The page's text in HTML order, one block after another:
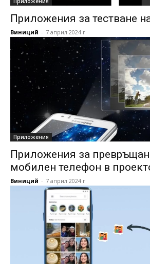
Приложения за тестване
Виниций - 7 април 2024 г
Приложения
Приложения за
мобилен телефон в
Виниций - 7 април 2024 г